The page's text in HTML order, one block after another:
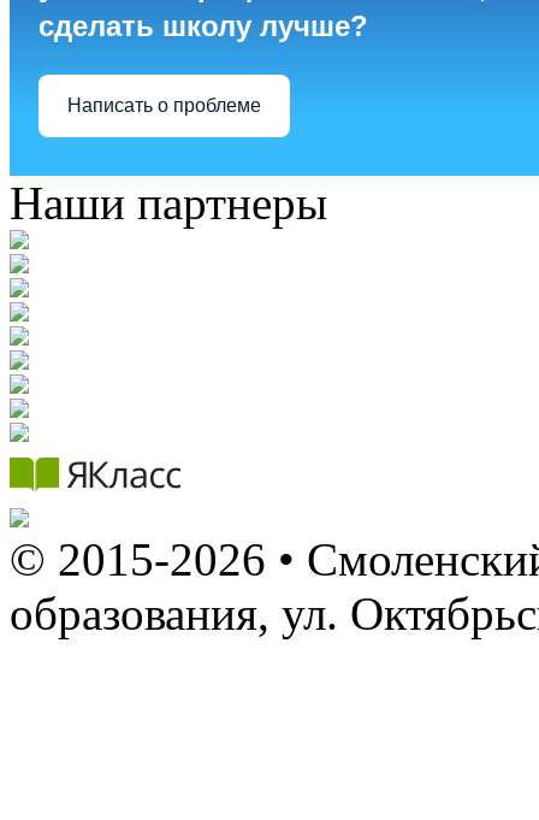
сделать школу лучше?
Написать о проблеме
Наши партнеры
© 2015-2026 •
образования, ул.